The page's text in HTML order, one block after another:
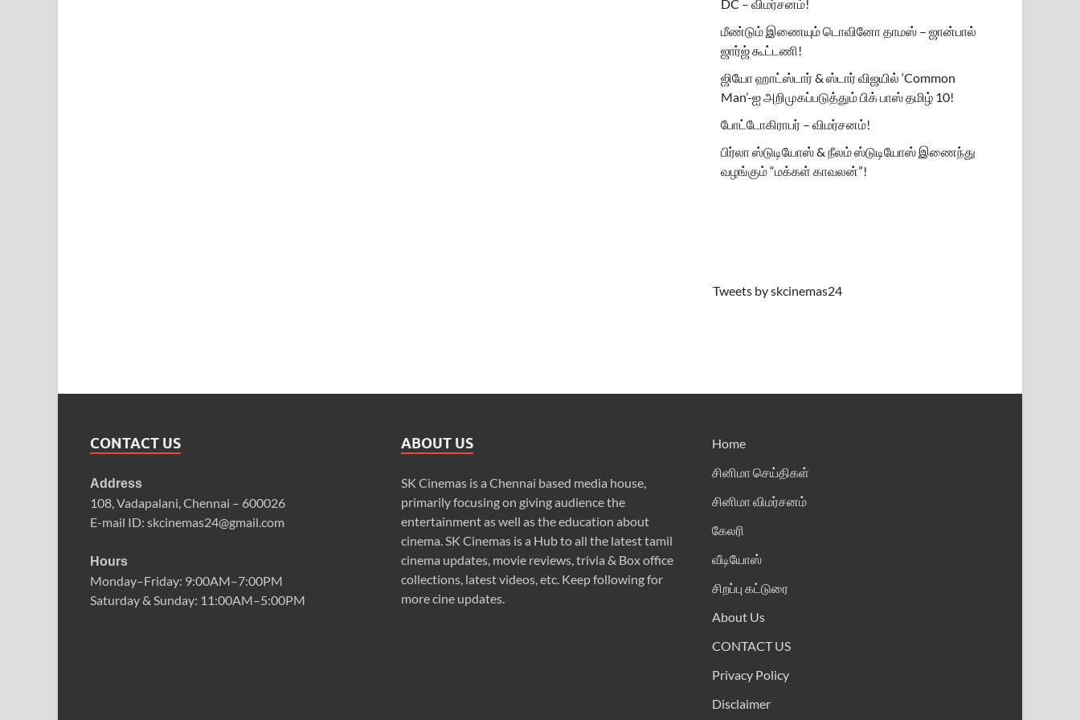
DC – விமர்சனம்!
மீண்டும் இணையும் டொவினோ தாமஸ் – ஜான்பால்
ஜார்ஜ் கூட்டணி!
ஜியோ ஹாட்ஸ்டார் & ஸ்டார் விஜயில் ‘Common
Man’-ஐ அறிமுகப்படுத்தும் பிக் பாஸ் தமிழ் 10!
போட்டோகிராபர் – விமர்சனம்!
பிர்லா ஸ்டுடியோஸ் & நீலம் ஸ்டுடியோஸ் இணைந்து
வழங்கும் “மக்கள் காவலன்”!
Tweets by skcinemas24
CONTACT US
Address
108, Vadapalani, Chennai – 600026
E-mail ID: skcinemas24@gmail.com
Hours
Monday–Friday: 9:00AM–7:00PM
Saturday & Sunday: 11:00AM–5:00PM
ABOUT US
SK Cinemas is a Chennai based media house,
primarily focusing on giving audience the
entertainment as well as the education about
cinema. SK Cinemas is a Hub to all the latest tamil
cinema updates, movie reviews, trivia & Box office
collections, latest videos, etc. Keep following for
more cine updates.
Home
சினிமா செய்திகள்
சினிமா விமர்சனம்
கேலரி
வீடியோஸ்
சிறப்பு கட்டுரை
About Us
CONTACT US
Privacy Policy
Disclaimer